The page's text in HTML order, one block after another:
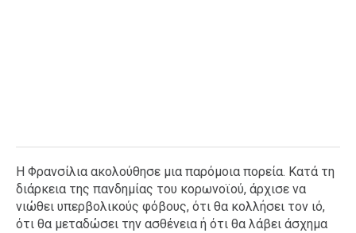
Η Φρανσίλια ακολούθησε μια παρόμοια πορεία. Κατά τη
διάρκεια της πανδημίας του κορωνοϊού, άρχισε να
νιώθει υπερβολικούς φόβους, ότι θα κολλήσει τον ιό,
ότι θα μεταδώσει την ασθένεια ή ότι θα λάβει άσχημα